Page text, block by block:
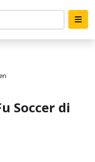
Soccer di